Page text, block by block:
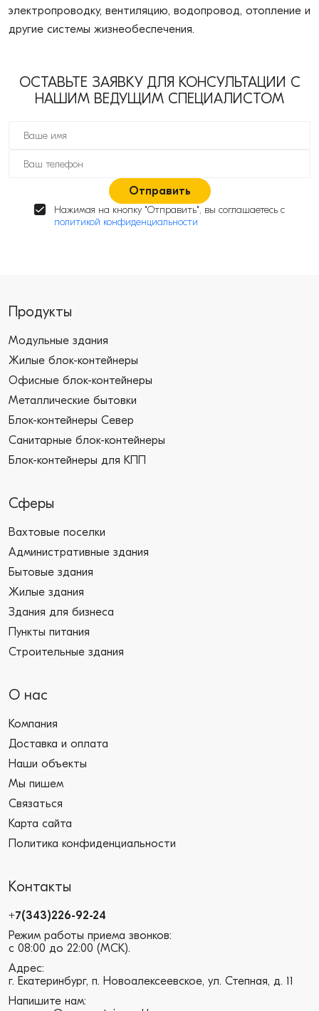
электропроводку, вентиляцию, водопровод, отопление и
другие системы жизнеобеспечения.
ОСТАВЬТЕ ЗАЯВКУ ДЛЯ КОНСУЛЬТАЦИИ С
НАШИМ ВЕДУЩИМ СПЕЦИАЛИСТОМ
Отправить
Нажимая на кнопку "Отправить", вы соглашаетесь с
политикой конфиденциальности
Продукты
Модульные здания
Жилые блок-контейнеры
Офисные блок-контейнеры
Металлические бытовки
Блок-контейнеры Север
Санитарные блок-контейнеры
Блок-контейнеры для КПП
Сферы
Вахтовые поселки
Административные здания
Бытовые здания
Жилые здания
Здания для бизнеса
Пункты питания
Строительные здания
О нас
Компания
Доставка и оплата
Наши объекты
Мы пишем
Связаться
Карта сайта
Политика конфиденциальности
Контакты
+7(343)226-92-24
Режим работы приема звонков:
с 08:00 до 22:00 (МСК).
Адрес:
г. Екатеринбург, п. Новоалексеевское, ул. Степная, д. 11
Напишите нам: